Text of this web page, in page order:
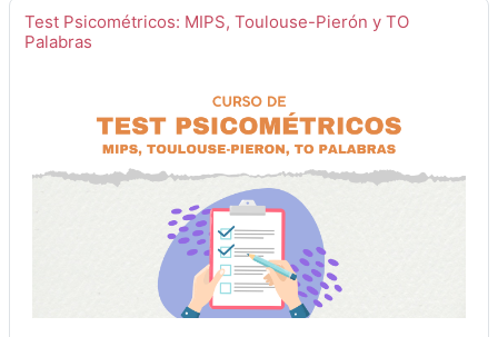
Test Psicométricos: MIPS, Toulouse-Pierón y TO
Palabras